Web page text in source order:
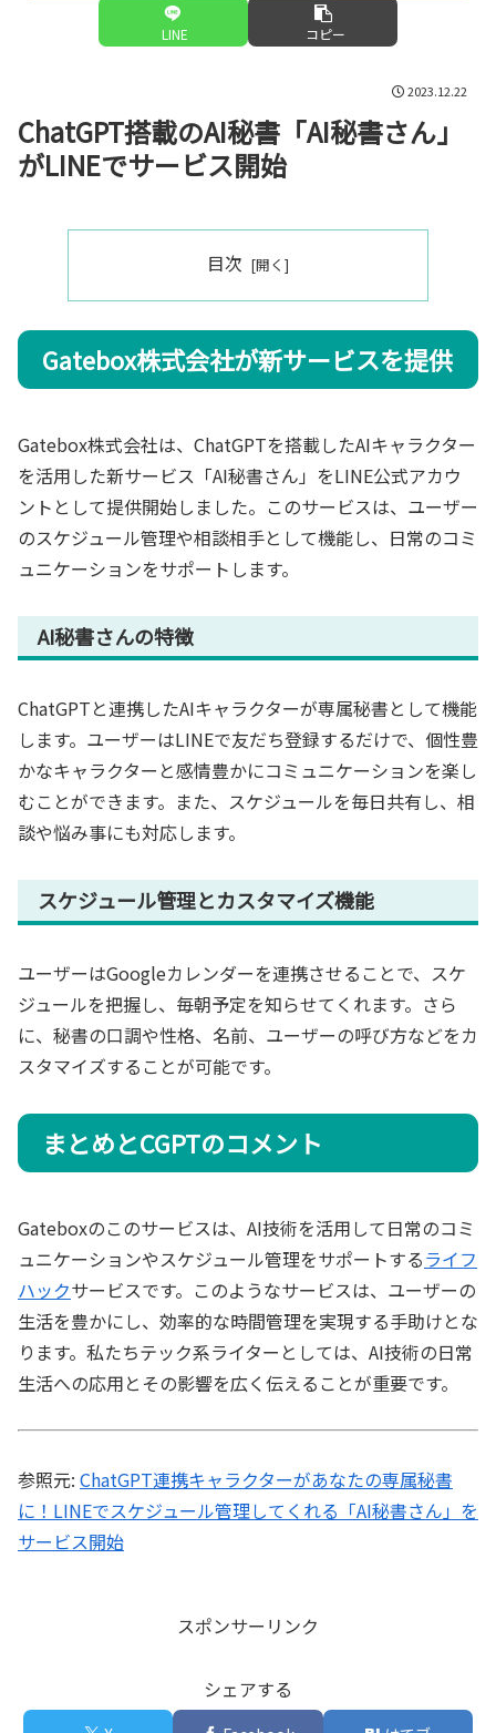
LINE コピー
2023.12.22
ChatGPT搭載のAI秘書「AI秘書さん」
がLINEでサービス開始
目次
Gatebox株式会社が新サービスを提供
Gatebox株式会社は、ChatGPTを搭載したAIキャラクター
を活用した新サービス「AI秘書さん」をLINE公式アカウ
ントとして提供開始しました。このサービスは、ユーザー
のスケジュール管理や相談相手として機能し、日常のコミ
ュニケーションをサポートします。
AI秘書さんの特徴
ChatGPTと連携したAIキャラクターが専属秘書として機能
します。ユーザーはLINEで友だち登録するだけで、個性豊
かなキャラクターと感情豊かにコミュニケーションを楽し
むことができます。また、スケジュールを毎日共有し、相
談や悩み事にも対応します。
スケジュール管理とカスタマイズ機能
ユーザーはGoogleカレンダーを連携させることで、スケ
ジュールを把握し、毎朝予定を知らせてくれます。さら
に、秘書の口調や性格、名前、ユーザーの呼び方などをカ
スタマイズすることが可能です。
まとめとCGPTのコメント
Gateboxのこのサービスは、AI技術を活用して日常のコミ
ュニケーションやスケジュール管理をサポートするライフ
ハックサービスです。このようなサービスは、ユーザーの
生活を豊かにし、効率的な時間管理を実現する手助けとな
ります。私たちテック系ライターとしては、AI技術の日常
生活への応用とその影響を広く伝えることが重要です。
参照元: ChatGPT連携キャラクターがあなたの専属秘書
に！LINEでスケジュール管理してくれる「AI秘書さん」を
サービス開始
スポンサーリンク
シェアする